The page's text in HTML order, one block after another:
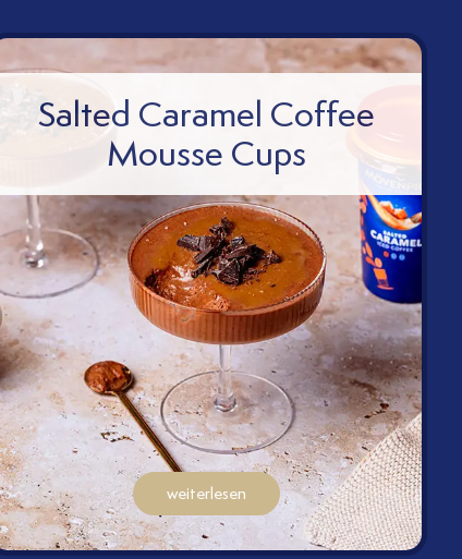
Salted Caramel Coffee
Mousse Cups
weiterlesen